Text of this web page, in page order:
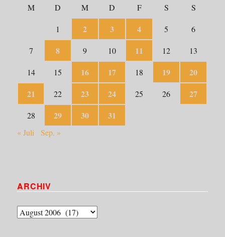
M D M D F S S
1 2 3 4 5 6
7 8 9 10 11 12 13
14 15 16 17 18 19
20
21
22 23 24 25 26 27
28 29 30 31
« Juli Sep. »
ARCHIV
Archiv